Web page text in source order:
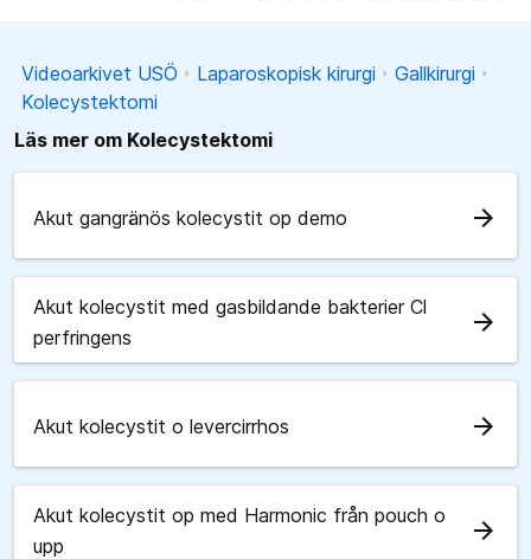
Videoarkivet USÖ Laparoskopisk kirurgi
Gallkirurgi
Kolecystektomi
Läs mer om Kolecystektomi
Akut gangränös kolecystit op demo arrow_forward
Akut kolecystit med gasbildande bakterier Cl
perfringens
arrow_forward
Akut kolecystit o levercirrhos arrow_forward
Akut kolecystit op med Harmonic från pouch o
upp
arrow_forward